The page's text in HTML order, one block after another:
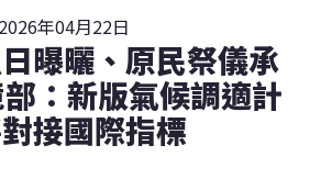
2026年04月22日
曝曬、原民祭儀承
：新版氣候調適計
接國際指標